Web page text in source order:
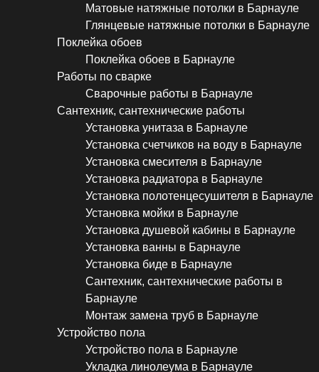
Матовые натяжные потолки в Барнауле
Глянцевые натяжные потолки в Барнауле
Поклейка обоев
Поклейка обоев в Барнауле
Работы по сварке
Сварочные работы в Барнауле
Сантехник, сантехнические работы
Установка унитаза в Барнауле
Установка счетчиков на воду в Барнауле
Установка смесителя в Барнауле
Установка радиатора в Барнауле
Установка полотенцесушителя в Барнауле
Установка мойки в Барнауле
Установка душевой кабины в Барнауле
Установка ванны в Барнауле
Установка биде в Барнауле
Сантехник, сантехнические работы в
Барнауле
Монтаж замена труб в Барнауле
Устройство пола
Устройство пола в Барнауле
Укладка линолеума в Барнауле